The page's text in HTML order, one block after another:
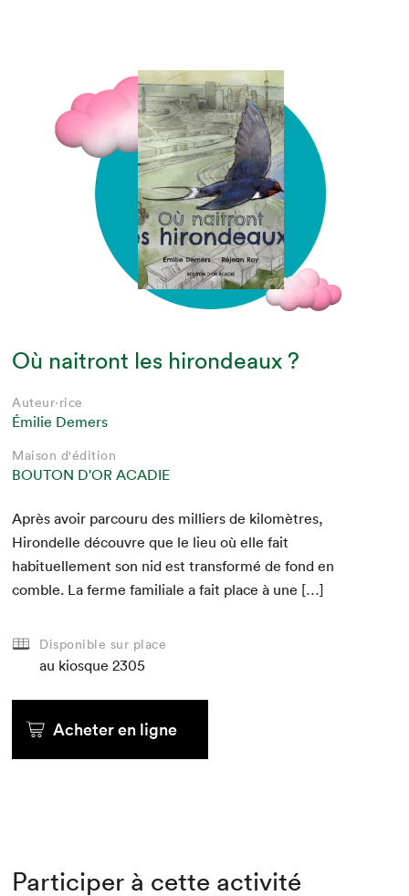
Où naitront les hirondeaux ?
Auteur·rice
Émilie Demers
Maison d'édition
BOUTON D'OR ACADIE
Après avoir par­cou­ru des mil­liers de kilo­mètres,
Hiron­delle décou­vre que le lieu où elle fait
habituelle­ment son nid est trans­for­mé de fond en
comble. La ferme famil­iale a fait place à une […]
Disponible sur place
au kiosque 2305
Acheter en ligne
Participer à cette activité